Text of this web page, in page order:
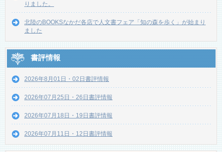
りました。
北陸のBOOKSなかだ各店で人文書フェア「知の森を歩く」が始まり
ました
書評情報
2026年8月01日・02日書評情報
2026年07月25日・26日書評情報
2026年07月18日・19日書評情報
2026年07月11日・12日書評情報